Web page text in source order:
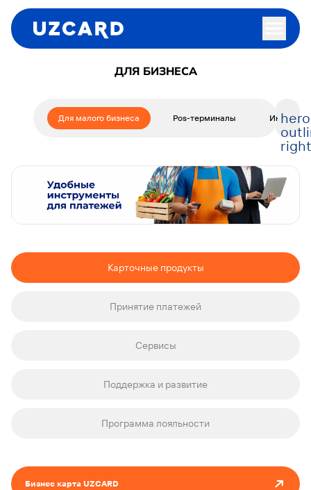
ДЛЯ БИЗНЕСА
Для малого бизнеса Pos-терминалы
right
Карточные продукты
Принятие платежей
Сервисы
Поддержка и развитие
Программа лояльности
Бизнес карта UZCARD